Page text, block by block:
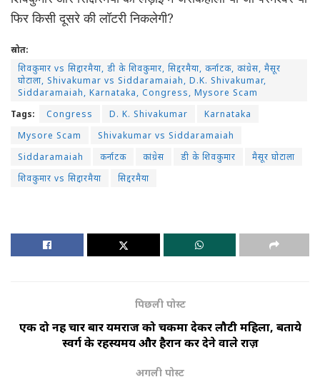
फिर किसी दूसरे की लॉटरी निकलेगी?
स्रोत:
शिवकुमार vs सिद्दारमैया, डी के शिवकुमार, सिद्दरमैया, कर्नाटक, कांग्रेस, मैसूर
घोटाला, Shivakumar vs Siddaramaiah, D.K. Shivakumar,
Siddaramaiah, Karnataka, Congress, Mysore Scam
Tags:
Congress D. K. Shivakumar
Karnataka
Mysore Scam
Shivakumar vs Siddaramaiah
Siddaramaiah
कर्नाटक कांग्रेस डी के शिवकुमार
मैसूर घोटाला
शिवकुमार vs सिद्दारमैया
सिद्दरमैया
पिछली पोस्ट
एक दो नहीं चार बार यमराज को चकमा देकर लौटी महिला, बताये
स्वर्ग के रहस्यमय और हैरान कर देने वाले राज़
अगली पोस्ट